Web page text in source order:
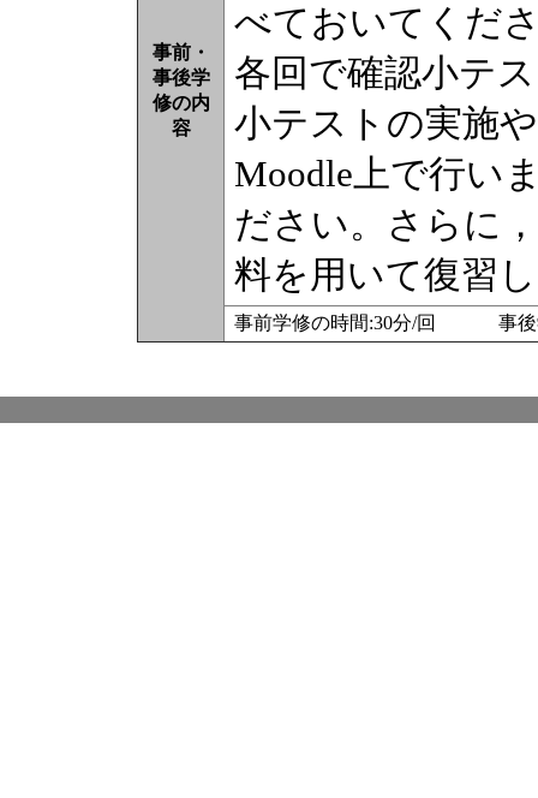
事前・
事後学
修の内
容
べておいてくだ
各回で確認小テ
小テストの実施
Moodle上で行い
ださい。さらに
料を用いて復習
事前学修の時間:30分/回 事後